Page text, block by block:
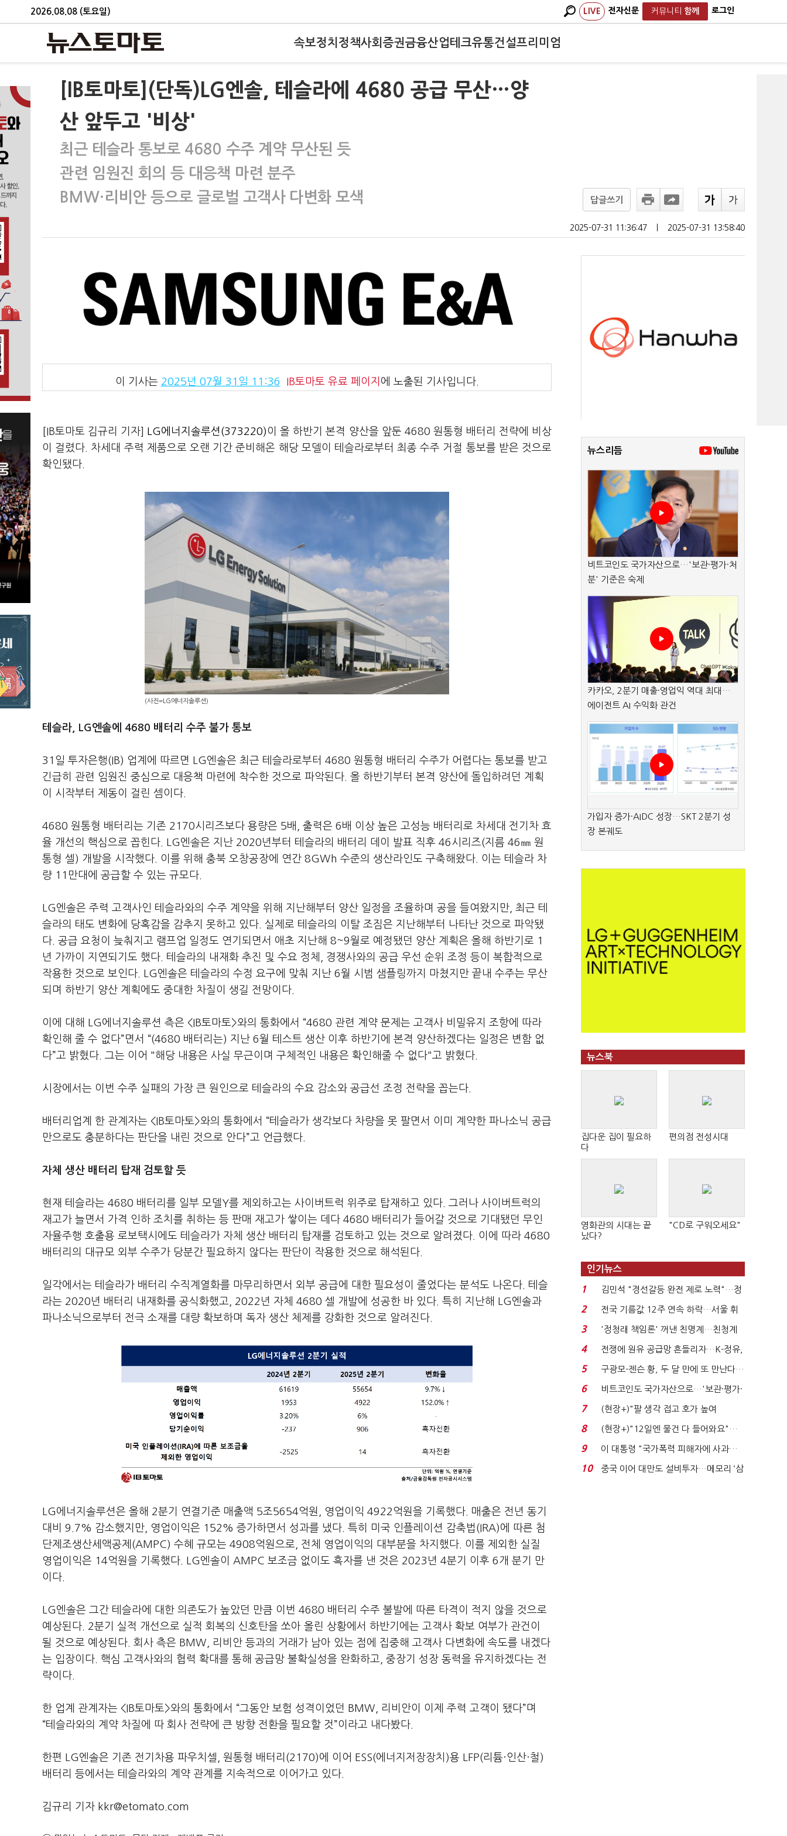
2026.08.08 (토요일) LIVE 전자신문 커뮤니티 함께 로그인
속보정치 정책사회 증권금융산업테크유통건설프리미엄
[IB토마토](단독)LG엔솔, 테슬라에 4680 공급 무산…양
산 앞두고 '비상'
최근 테슬라 통보로 4680 수주 계약 무산된 듯
관련 임원진 회의 등 대응책 마련 분주
BMW·리비안 등으로 글로벌 고객사 다변화 모색
답글쓰기
2025-07-31 11:36:47 2025-07-31 13:58:40
이 기사는 2025년 07월 31일 11:36 IB토마토 유료 페이지 에 노출된 기사입니다.
[IB토마토 김규리 기자] LG에너지솔루션(373220)이 올 하반기 본격 양산을 앞둔 4680 원통형 배터리 전략에 비상
이 걸렸다. 차세대 주력 제품으로 오랜 기간 준비해온 해당 모델이 테슬라로부터 최종 수주 거절 통보를 받은 것으로
확인됐다.
(사진=LG에너지솔루션)
테슬라, LG엔솔에 4680 배터리 수주 불가 통보
31일 투자은행(IB) 업계에 따르면 LG엔솔은 최근 테슬라로부터 4680 원통형 배터리 수주가 어렵다는 통보를 받고
긴급히 관련 임원진 중심으로 대응책 마련에 착수한 것으로 파악된다. 올 하반기부터 본격 양산에 돌입하려던 계획
이 시작부터 제동이 걸린 셈이다.
4680 원통형 배터리는 기존 2170시리즈보다 용량은 5배, 출력은 6배 이상 높은 고성능 배터리로 차세대 전기차 효
율 개선의 핵심으로 꼽힌다. LG엔솔은 지난 2020년부터 테슬라의 배터리 데이 발표 직후 46시리즈(지름 46㎜ 원
통형 셀) 개발을 시작했다. 이를 위해 충북 오창공장에 연간 8GWh 수준의 생산라인도 구축해왔다. 이는 테슬라 차
량 11만대에 공급할 수 있는 규모다.
LG엔솔은 주력 고객사인 테슬라와의 수주 계약을 위해 지난해부터 양산 일정을 조율하며 공을 들여왔지만, 최근 테
슬라의 태도 변화에 당혹감을 감추지 못하고 있다. 실제로 테슬라의 이탈 조짐은 지난해부터 나타난 것으로 파악됐
다. 공급 요청이 늦춰지고 램프업 일정도 연기되면서 애초 지난해 8~9월로 예정됐던 양산 계획은 올해 하반기로 1
년 가까이 지연되기도 했다. 테슬라의 내재화 추진 및 수요 정체, 경쟁사와의 공급 우선 순위 조정 등이 복합적으로
작용한 것으로 보인다. LG엔솔은 테슬라의 수정 요구에 맞춰 지난 6월 시범 샘플링까지 마쳤지만 끝내 수주는 무산
되며 하반기 양산 계획에도 중대한 차질이 생길 전망이다.
이에 대해 LG에너지솔루션 측은 <IB토마토>와의 통화에서 “4680 관련 계약 문제는 고객사 비밀유지 조항에 따라
확인해 줄 수 없다”면서 “(4680 배터리는) 지난 6월 테스트 생산 이후 하반기에 본격 양산하겠다는 일정은 변함 없
다”고 밝혔다. 그는 이어 "해당 내용은 사실 무근이며 구체적인 내용은 확인해줄 수 없다"고 밝혔다.
시장에서는 이번 수주 실패의 가장 큰 원인으로 테슬라의 수요 감소와 공급선 조정 전략을 꼽는다.
배터리업계 한 관계자는 <IB토마토>와의 통화에서 “테슬라가 생각보다 차량을 못 팔면서 이미 계약한 파나소닉 공급
만으로도 충분하다는 판단을 내린 것으로 안다”고 언급했다.
자체 생산 배터리 탑재 검토할 듯
현재 테슬라는 4680 배터리를 일부 모델Y를 제외하고는 사이버트럭 위주로 탑재하고 있다. 그러나 사이버트럭의
재고가 늘면서 가격 인하 조치를 취하는 등 판매 재고가 쌓이는 데다 4680 배터리가 들어갈 것으로 기대됐던 무인
자율주행 호출용 로보택시에도 테슬라가 자체 생산 배터리 탑재를 검토하고 있는 것으로 알려졌다. 이에 따라 4680
배터리의 대규모 외부 수주가 당분간 필요하지 않다는 판단이 작용한 것으로 해석된다.
일각에서는 테슬라가 배터리 수직계열화를 마무리하면서 외부 공급에 대한 필요성이 줄었다는 분석도 나온다. 테슬
라는 2020년 배터리 내재화를 공식화했고, 2022년 자체 4680 셀 개발에 성공한 바 있다. 특히 지난해 LG엔솔과
파나소닉으로부터 전극 소재를 대량 확보하며 독자 생산 체제를 강화한 것으로 알려진다.
LG에너지솔루션은 올해 2분기 연결기준 매출액 5조5654억원, 영업이익 4922억원을 기록했다. 매출은 전년 동기
대비 9.7% 감소했지만, 영업이익은 152% 증가하면서 성과를 냈다. 특히 미국 인플레이션 감축법(IRA)에 따른 첨
단제조생산세액공제(AMPC) 수혜 규모는 4908억원으로, 전체 영업이익의 대부분을 차지했다. 이를 제외한 실질
영업이익은 14억원을 기록했다. LG엔솔이 AMPC 보조금 없이도 흑자를 낸 것은 2023년 4분기 이후 6개 분기 만
이다.
LG엔솔은 그간 테슬라에 대한 의존도가 높았던 만큼 이번 4680 배터리 수주 불발에 따른 타격이 적지 않을 것으로
예상된다. 2분기 실적 개선으로 실적 회복의 신호탄을 쏘아 올린 상황에서 하반기에는 고객사 확보 여부가 관건이
될 것으로 예상된다. 회사 측은 BMW, 리비안 등과의 거래가 남아 있는 점에 집중해 고객사 다변화에 속도를 내겠다
는 입장이다. 핵심 고객사와의 협력 확대를 통해 공급망 불확실성을 완화하고, 중장기 성장 동력을 유지하겠다는 전
략이다.
한 업계 관계자는 <IB토마토>와의 통화에서 “그동안 보험 성격이었던 BMW, 리비안이 이제 주력 고객이 됐다”며
“테슬라와의 계약 차질에 따 회사 전략에 큰 방향 전환을 필요할 것”이라고 내다봤다.
한편 LG엔솔은 기존 전기차용 파우치셀, 원통형 배터리(2170)에 이어 ESS(에너지저장장치)용 LFP(리튬·인산·철)
배터리 등에서는 테슬라와의 계약 관계를 지속적으로 이어가고 있다.
김규리 기자 kkr@etomato.com
뉴스리듬
비트코인도 국가자산으로…'보관·평가·처
분' 기준은 숙제
카카오, 2분기 매출·영업익 역대 최대…
에이전트 AI 수익화 관건
가입자 증가·AIDC 성장…SKT 2분기 성
장 본궤도
뉴스북
집다운 집이 필요하
다
편의점 전성시대
영화관의 시대는 끝
났다?
"CD로 구워오세요"
인기뉴스
1
김민석 "경선갈등 완전 제로 노력"…정
청래 "반명 공세 사...
2
전국 기름값 12주 연속 하락…서울 휘
발윳값 1909원...
3
'정청래 책임론' 꺼낸 친명계…친청계
는 추가투표 때리기...
4
전쟁에 원유 공급망 흔들리자…K-정유,
에너지안보 핵심...
5
구광모-젠슨 황, 두 달 만에 또 만난다…
로봇·AI 등 논...
6
비트코인도 국가자산으로…'보관·평가·
처분' 기준은 ...
7
(현장+)"팔 생각 접고 호가 높여
요"…'덜 똘똘한 한 채' 20...
8
(현장+)"12일엔 물건 다 들어와요"…
빈 매대 채우며 문 연 ...
9
이 대통령 "국가폭력 피해자에 사과…
적극적 조사로 진...
10
중국 이어 대만도 설비투자…메모리 ‘삼